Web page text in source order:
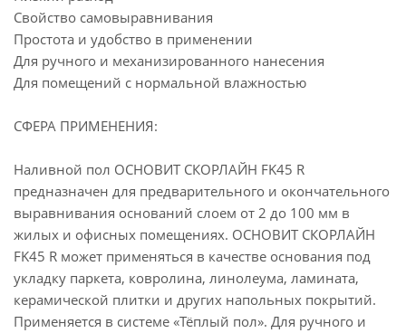
Свойство самовыравнивания
Простота и удобство в применении
Для ручного и механизированного нанесения
Для помещений с нормальной влажностью
СФЕРА ПРИМЕНЕНИЯ:
Наливной пол ОСНОВИТ СКОРЛАЙН FK45 R
предназначен для предварительного и окончательного
выравнивания оснований слоем от 2 до 100 мм в
жилых и офисных помещениях. ОСНОВИТ СКОРЛАЙН
FK45 R может применяться в качестве основания под
укладку паркета, ковролина, линолеума, ламината,
керамической плитки и других напольных покрытий.
Применяется в системе «Тёплый пол». Для ручного и